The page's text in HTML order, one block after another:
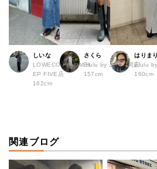
しいな
LOWECO by JAM H
EP FIVE店
162cm
さくら
Elulu by JAM福岡店
157cm
はりまり
Elulu
160cm
関連ブログ